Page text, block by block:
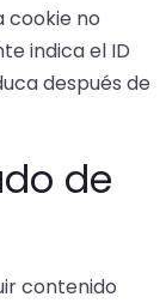
cookie no
indica el ID
después de
de
contenido